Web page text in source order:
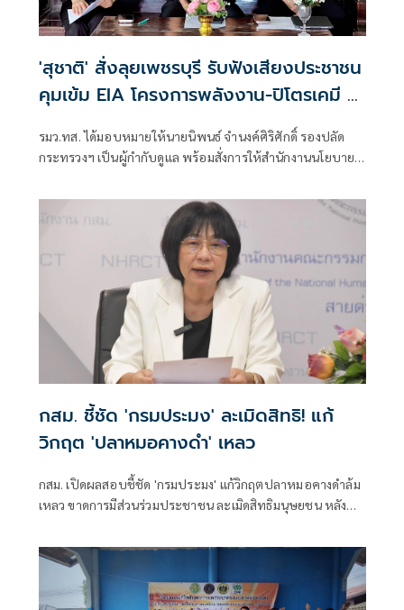
'สุชาติ' สั่งลุยเพชรบุรี รับฟังเสียงประชาชน
คุมเข้ม EIA โครงการพลังงาน-ปิโตรเคมี ย้ำ
รมว.ทส. ได้มอบหมายให้นายนิพนธ์ จำนงค์ศิริศักดิ์ รองปลัด
กระทรวงฯ เป็นผู้กำกับดูแล พร้อมสั่งการให้สำนักงานนโยบาย
รับฟังความคิดเห็นของประชาชนอย่างโปร่งใสและรอบด้าน
โดยมีนายบรรณรักษ์ เสริมทอง เลขาธิการ สผ. ลงพื้นที่ร่วมรับฟัง
กสม. ชี้ชัด 'กรมประมง' ละเมิดสิทธิ! แก้
วิกฤต 'ปลาหมอคางดำ' เหลว
กสม. เปิดผลสอบชี้ชัด 'กรมประมง' แก้วิกฤตปลาหมอคางดำล้ม
เหลว ขาดการมีส่วนร่วมประชาชน ละเมิดสิทธิมนุษยชน หลัง
ประชาชนร่วมคลี่คลาย